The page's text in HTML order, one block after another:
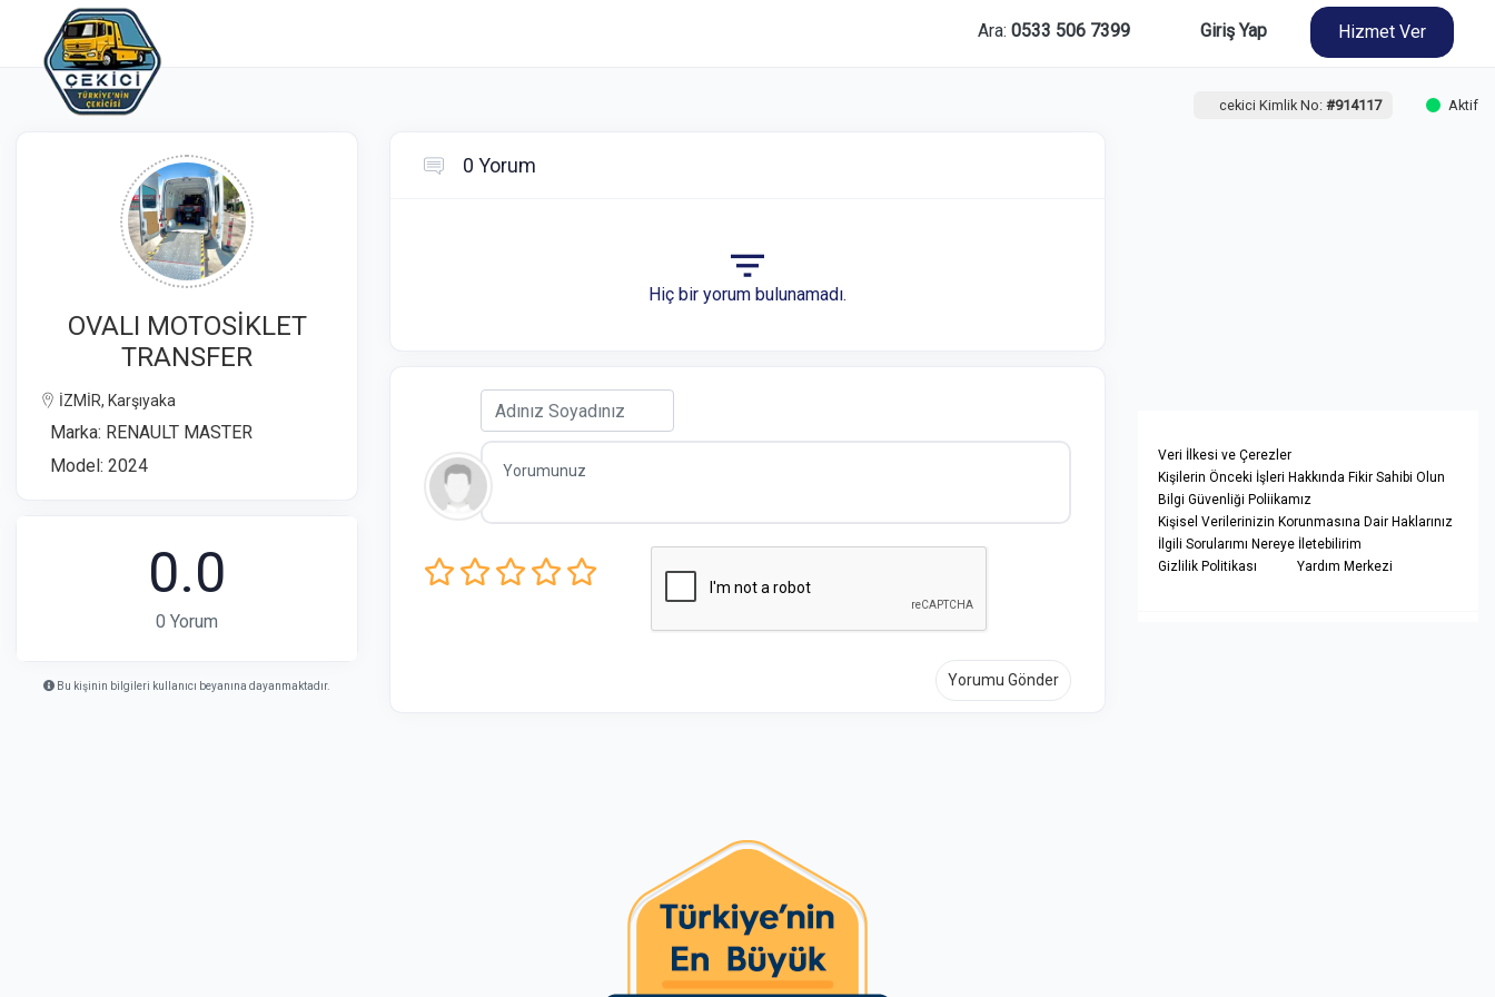
Ara: 0533 506 7399 Giriş Yap Hizmet Ver
cekici Kimlik No: #914117 Aktif
OVALI MOTOSİKLET
TRANSFER
İZMİR, Karşıyaka
Marka: RENAULT MASTER
Model: 2024
0.0
0 Yorum
Bu kişinin bilgileri kullanıcı beyanına dayanmaktadır.
0 Yorum
Hiç bir yorum bulunamadı.
Yorumu Gönder
Veri İlkesi ve Çerezler
Kişilerin Önceki İşleri Hakkında Fikir Sahibi Olun
Bilgi Güvenliği Poliikamız
Kişisel Verilerinizin Korunmasına Dair Haklarınız
İlgili Sorularımı Nereye İletebilirim
Gizlilik Politikası
Yardım Merkezi